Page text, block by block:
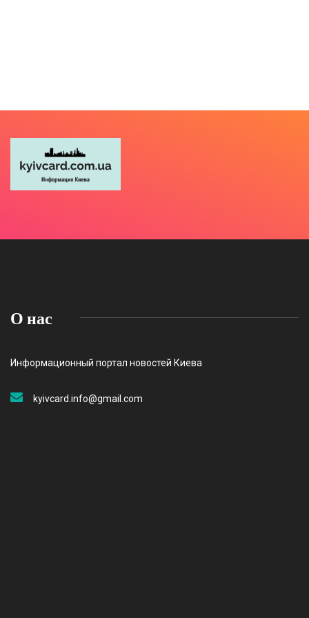
О нас
Информационный портал новостей Киева
kyivcard.info@gmail.com